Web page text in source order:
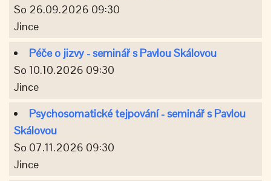
So 26.09.2026 09:30
Jince
Péče o jizvy - seminář s Pavlou Skálovou
So 10.10.2026 09:30
Jince
Psychosomatické tejpování - seminář s Pavlou
Skálovou
So 07.11.2026 09:30
Jince